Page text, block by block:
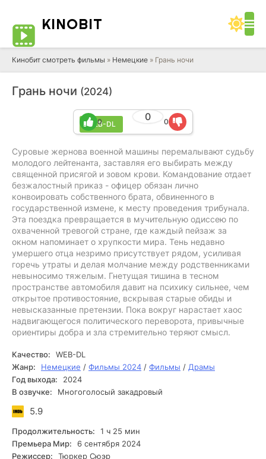
KINOBIT
Кинобит смотреть фильмы » Немецкие » Грань ночи
Грань ночи (2024)
WEB-DL
0
0 0
Суровые жернова военной машины перемалывают судьбу
молодого лейтенанта, заставляя его выбирать между
священной присягой и зовом крови. Командование отдает
безжалостный приказ - офицер обязан лично
конвоировать собственного брата, обвиненного в
государственной измене, к месту проведения трибунала.
Эта поездка превращается в мучительную одиссею по
охваченной тревогой стране, где каждый пейзаж за
окном напоминает о хрупкости мира. Тень недавно
умершего отца незримо присутствует рядом, усиливая
горечь утраты и делая молчание между родственниками
невыносимо тяжелым. Гнетущая тишина в тесном
пространстве автомобиля давит на психику сильнее, чем
открытое противостояние, вскрывая старые обиды и
невысказанные претензии. Пока вокруг нарастает хаос
надвигающегося политического переворота, привычные
ориентиры добра и зла стремительно теряют смысл.
Качество:
WEB-DL
Жанр:
Немецкие / Фильмы 2024 / Фильмы / Драмы
Год выхода:
2024
В озвучке:
Многоголосый закадровый
5.9
Продолжительность:
1 ч 25 мин
Премьера Мир:
6 сентября 2024
Режиссер:
Тюркер Сюэр